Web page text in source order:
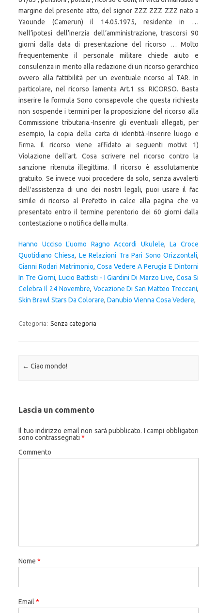
margine del presente atto, del signor ZZZ ZZZ ZZZ nato a
Yaounde (Camerun) il 14.05.1975, residente in …
Nell’ipotesi dell’inerzia dell’amministrazione, trascorsi 90
giorni dalla data di presentazione del ricorso … Molto
frequentemente il personale militare chiede aiuto e
consulenza in merito alla redazione di un ricorso gerarchico
ovvero alla fattibilità per un eventuale ricorso al TAR. In
particolare, nel ricorso lamenta Art.1 ss. RICORSO. Basta
inserire la formula Sono consapevole che questa richiesta
non sospende i termini per la proposizione del ricorso alla
Commissione tributaria.-Inserire gli eventuali allegati, per
esempio, la copia della carta di identità.-Inserire luogo e
firma. Il ricorso viene affidato ai seguenti motivi: 1)
Violazione dell'art. Cosa scrivere nel ricorso contro la
sanzione ritenuta illegittima. Il ricorso è assolutamente
gratuito. Se invece vuoi procedere da solo, senza avvalerti
dell'assistenza di uno dei nostri legali, puoi usare il fac
simile di ricorso al Prefetto in calce alla pagina che va
presentato entro il termine perentorio dei 60 giorni dalla
contestazione o notifica della multa.
Hanno Ucciso L'uomo Ragno Accordi Ukulele,La Croce
Quotidiano Chiesa, Le Relazioni Tra Pari Sono Orizzontali,
Gianni Rodari Matrimonio, Cosa Vedere A Perugia E Dintorni
In Tre Giorni, Lucio Battisti - I Giardini Di Marzo Live,Cosa Si
Celebra Il 24 Novembre, Vocazione Di San Matteo Treccani,
Skin Brawl Stars Da Colorare, Danubio Vienna Cosa Vedere,
Categoria: Senza categoria
Navigazione articolo
← Ciao mondo!
Lascia un commento
Il tuo indirizzo email non sarà pubblicato. I campi obbligatori
sono contrassegnati *
Commento
Nome *
Email *